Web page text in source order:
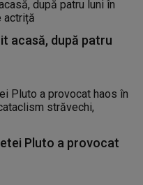
acasă, după patru
Pluto a provocat